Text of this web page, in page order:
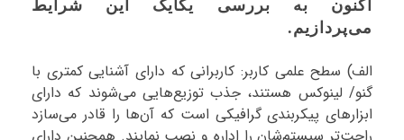
می‌پردازیم.
الف) سطح علمی کاربر: کاربرانی که دارای آشنایی کمتری با
گنو/ لینوکس هستند، جذب توزیع‌هایی می‌شوند که دارای
ابزارهای پیکربندی گرافیکی است که آن‌ها را قادر می‌سازد